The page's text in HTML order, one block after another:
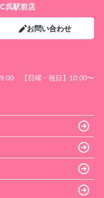
呉駅前店
お問い合わせ
【日曜・祝日】10:00〜